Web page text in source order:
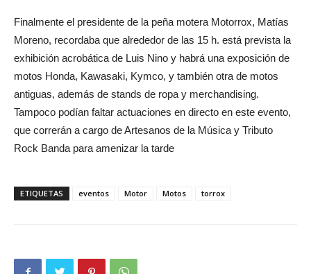
Finalmente el presidente de la peña motera Motorrox, Matías
Moreno, recordaba que alrededor de las 15 h. está prevista la
exhibición acrobática de Luis Nino y habrá una exposición de
motos Honda, Kawasaki, Kymco, y también otra de motos
antiguas, además de stands de ropa y merchandising.
Tampoco podían faltar actuaciones en directo en este evento,
que correrán a cargo de Artesanos de la Música y Tributo
Rock Banda para amenizar la tarde
ETIQUETAS eventos Motor Motos torrox